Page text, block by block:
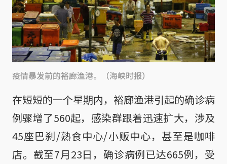
疫情暴发前的裕廊渔港。（海峡时报）
在短短的一个星期内，裕廊渔港引起的确诊病
例骤增了560起，感染群跟着迅速扩大，涉及
45座巴刹/熟食中心/小贩中心，甚至是咖啡
店。截至7月23日，确诊病例已达665例，受